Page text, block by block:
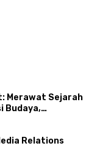
Merawat Sejarah
Budaya,
Relations